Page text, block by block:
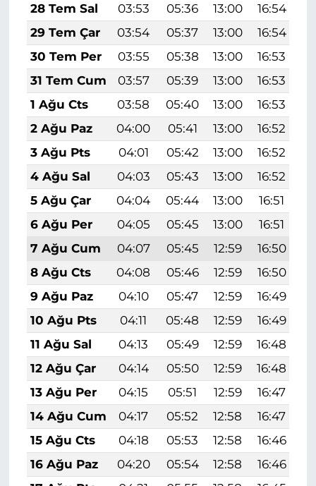
28 Tem Sal
03:53 05:36 13:00 16:54
29 Tem Çar
03:54 05:37 13:00 16:54
30 Tem Per
03:55 05:38 13:00 16:53
31 Tem Cum
03:57 05:39 13:00 16:53
1 Ağu Cts
03:58 05:40 13:00 16:53
2 Ağu Paz
04:00 05:41 13:00 16:52
3 Ağu Pts
04:01 05:42 13:00 16:52
4 Ağu Sal
04:03 05:43 13:00 16:52
5 Ağu Çar
04:04 05:44 13:00 16:51
6 Ağu Per
04:05 05:45 13:00 16:51
7 Ağu Cum
04:07 05:45 12:59 16:50
8 Ağu Cts
04:08 05:46 12:59 16:50
9 Ağu Paz
04:10 05:47 12:59 16:49
10 Ağu Pts
04:11 05:48 12:59 16:49
11 Ağu Sal
04:13 05:49 12:59 16:48
12 Ağu Çar
04:14 05:50 12:59 16:48
13 Ağu Per
04:15 05:51 12:59 16:47
14 Ağu Cum
04:17 05:52 12:58 16:47
15 Ağu Cts
04:18 05:53 12:58 16:46
16 Ağu Paz
04:20 05:54 12:58 16:46